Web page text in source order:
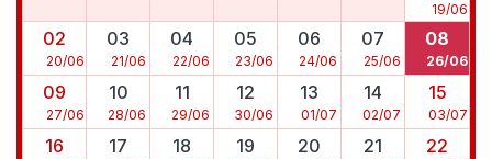
19/06
02
20/06
03
21/06
04
22/06
05
23/06
06
24/06
07
25/06
08
26/06
09
27/06
10
28/06
11
29/06
12
30/06
13
01/07
14
02/07
15
03/07
16 17 18 19 20 21 22